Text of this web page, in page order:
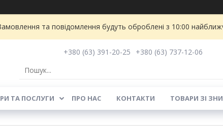
та повідомлення будуть оброблені з 10:00
+380 (63) 391-20-25
+380 (63) 737-12-06
ТА ПОСЛУГИ ПРО НАС КОНТАКТИ ТОВАРИ ЗІ